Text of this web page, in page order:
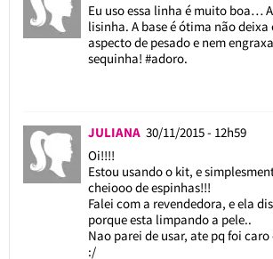
Eu uso essa linha é muito boa…
lisinha. A base é ótima não deixa
aspecto de pesado e nem
sequinha! #adoro.
JULIANA 30/11/2015 - 12h59
Oi!!!!
Estou usando o kit, e
cheiooo de espinhas!!!
Falei com a revendedora, e ela
porque esta limpando a pele..
Nao parei de usar, ate pq foi
:/